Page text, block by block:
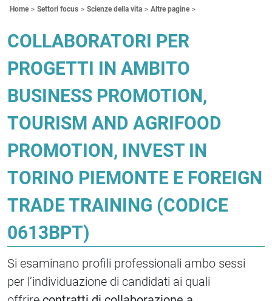
Contenuti Principali
Home Settori focus Scienze della vita Altre pagine
COLLABORATORI PER
PROGETTI IN AMBITO
BUSINESS PROMOTION,
TOURISM AND AGRIFOOD
PROMOTION, INVEST IN
TORINO PIEMONTE E FOREIGN
TRADE TRAINING (CODICE
0613BPT)
Si esaminano profili professionali ambo sessi
per l’individuazione di candidati ai quali